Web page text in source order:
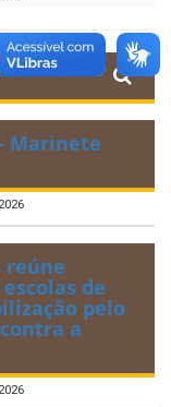
Marinete
reúne
de
pelo
a